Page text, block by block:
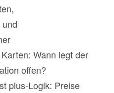
Wann legt der
offen?
plus-Logik: Preise